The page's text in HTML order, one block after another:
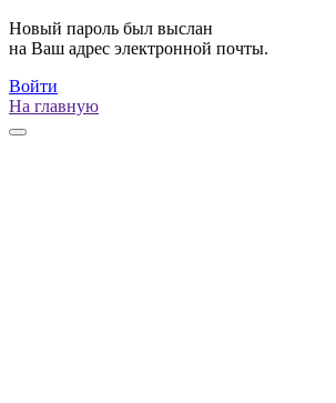
Новый пароль был выслан
на Ваш адрес электронной почты.
Войти
На главную